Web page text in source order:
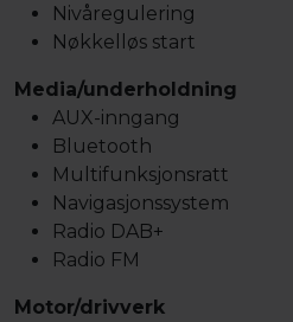
Nivåregulering
Nøkkelløs start
Media/underholdning
AUX-inngang
Bluetooth
Multifunksjonsratt
Navigasjonssystem
Radio DAB+
Radio FM
Motor/drivverk